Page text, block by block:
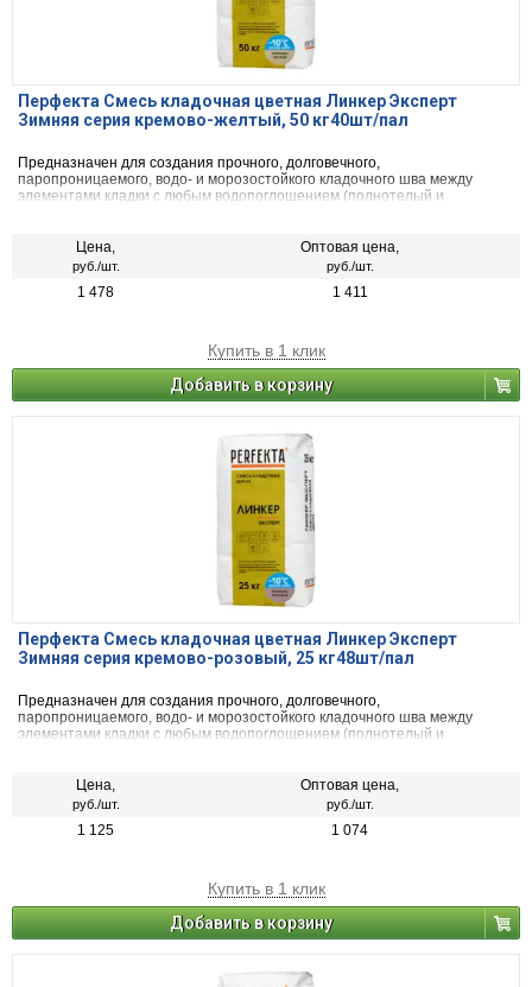
Перфекта Смесь кладочная цветная Линкер Эксперт
Зимняя серия кремово-желтый, 50 кг40шт/пал
Предназначен для создания прочного, долговечного,
паропроницаемого, водо- и морозостойкого кладочного шва между
элементами кладки с любым водопоглощением (полнотелый и
натурального камня) с одновременной декоративной расшивкой швов
Цена,
руб./шт.
Оптовая цена,
руб./шт.
1 478 1 411
Купить в 1 клик
Добавить в корзину
Перфекта Смесь кладочная цветная Линкер Эксперт
Зимняя серия кремово-розовый, 25 кг48шт/пал
Предназначен для создания прочного, долговечного,
паропроницаемого, водо- и морозостойкого кладочного шва между
элементами кладки с любым водопоглощением (полнотелый и
натурального камня) с одновременной декоративной расшивкой швов
Цена,
руб./шт.
Оптовая цена,
руб./шт.
1 125 1 074
Купить в 1 клик
Добавить в корзину